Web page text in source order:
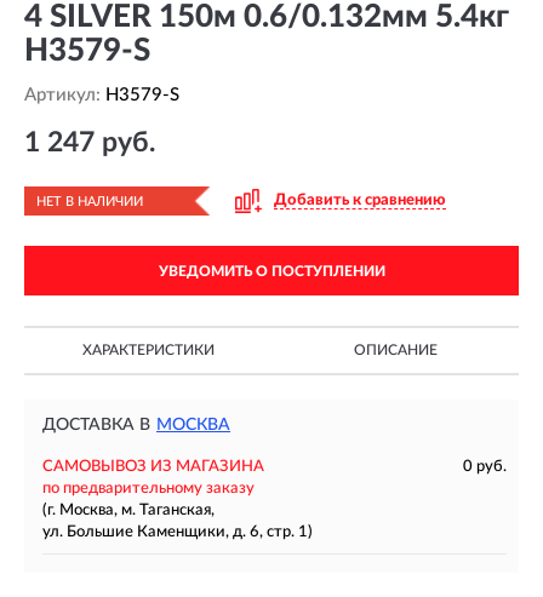
4 SILVER 150м 0.6/0.132мм 5.4кг
H3579-S
Артикул: H3579-S
1 247 руб.
НЕТ В НАЛИЧИИ Добавить к сравнению
УВЕДОМИТЬ О ПОСТУПЛЕНИИ
ХАРАКТЕРИСТИКИ ОПИСАНИЕ
ДОСТАВКА В МОСКВА
САМОВЫВОЗ ИЗ МАГАЗИНА
0 руб.
по предварительному заказу
(г. Москва, м. Таганская,
ул. Большие Каменщики, д. 6, стр. 1)